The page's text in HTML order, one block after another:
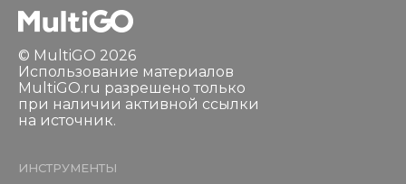
© MultiGO 2026
Использование материалов
MultiGO.ru разрешено только
при наличии активной ссылки
на источник.
ИНСТРУМЕНТЫ